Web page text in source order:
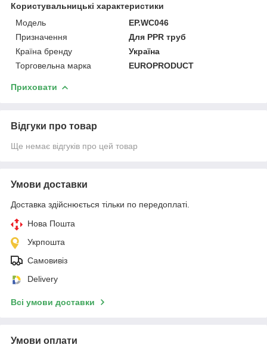
Користувальницькі характеристики
Мoдель
EP.WС046
Призначення
Для PPR труб
Країна бренду
Україна
Торговельна марка
EUROPRODUCT
Приховати
Відгуки про товар
Ще немає відгуків про цей товар
Умови доставки
Доставка здійснюється тільки по передоплаті.
Нова Пошта
Укрпошта
Самовивіз
Delivery
Всі умови доставки
Умови оплати